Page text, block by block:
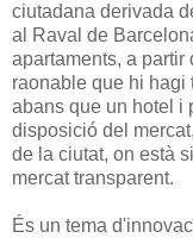
ciutadana derivada
al Raval de
apartaments, a
raonable que hi hagi
abans que un hotel i
disposició del
de la ciutat, on està
mercat transparent.
És un tema